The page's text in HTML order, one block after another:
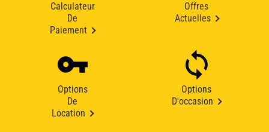
Calculateur
De
Paiement
Offres
Actuelles
Options
De
Location
Options
D'occasion